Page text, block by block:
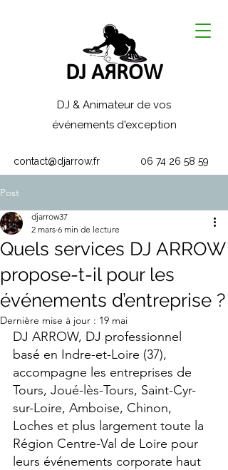
DJ AЯROW
DJ & Animateur de vos
événements d'exception
contact@djarrow.fr 06 74 26 58 59
Post
Quels services DJ ARROW
propose-t-il pour les
événements d’entreprise ?
djarrow37
2 mars 6 min de lecture
Dernière mise à jour : 19 mai
DJ ARROW, DJ professionnel
basé en Indre-et-Loire (37),
accompagne les entreprises de
Tours, Joué-lès-Tours, Saint-Cyr-
sur-Loire, Amboise, Chinon,
Loches et plus largement toute la
Région Centre-Val de Loire pour
leurs événements corporate haut